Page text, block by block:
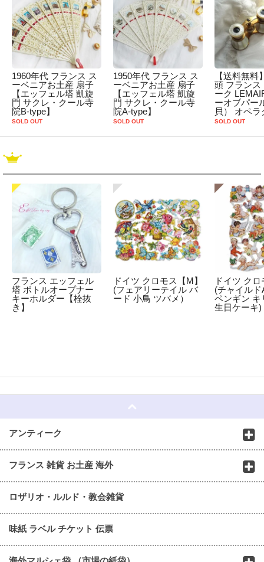
1960年代 フランス ス
ーベニアお土産 扇子
【エッフェル塔 凱旋
門 サクレ・クール寺
院B-type】
SOLD OUT
1950年代 フランス ス
ーベニアお土産 扇子
【エッフェル塔 凱旋
門 サクレ・クール寺
院A-type】
SOLD OUT
【送料無料
頭 フランス
ーク
ーオブパー
貝） オペラ
SOLD OUT
フランス エッフェル
塔 ボトルオープナー
キーホルダー【栓抜
き】
ドイツ クロモス【M】
(フェアリーテイル バ
ード 小鳥 ツバメ）
ドイツ ク
(チャイルド
ペンギン キ
生日ケーキ)
アンティーク
フランス 雑貨 お土産 海外
ロザリオ・ルルド・教会雑貨
味紙 ラベル チケット 伝票